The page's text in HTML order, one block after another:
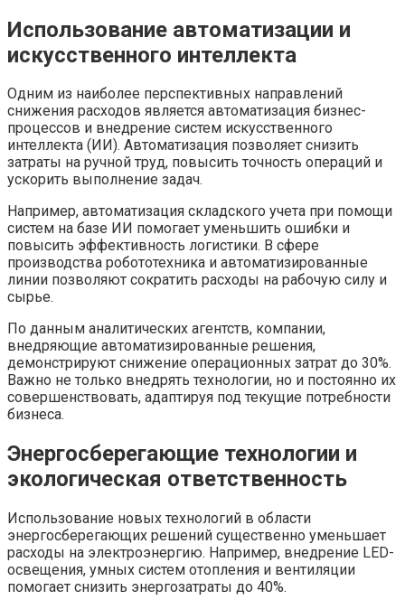
Использование автоматизации и
искусственного интеллекта
Одним из наиболее перспективных направлений
снижения расходов является автоматизация бизнес-
процессов и внедрение систем искусственного
интеллекта (ИИ). Автоматизация позволяет снизить
затраты на ручной труд, повысить точность операций и
ускорить выполнение задач.
Например, автоматизация складского учета при помощи
систем на базе ИИ помогает уменьшить ошибки и
повысить эффективность логистики. В сфере
производства робототехника и автоматизированные
линии позволяют сократить расходы на рабочую силу и
сырье.
По данным аналитических агентств, компании,
внедряющие автоматизированные решения,
демонстрируют снижение операционных затрат до 30%.
Важно не только внедрять технологии, но и постоянно их
совершенствовать, адаптируя под текущие потребности
бизнеса.
Энергосберегающие технологии и
экологическая ответственность
Использование новых технологий в области
энергосберегающих решений существенно уменьшает
расходы на электроэнергию. Например, внедрение LED-
освещения, умных систем отопления и вентиляции
помогает снизить энергозатраты до 40%.